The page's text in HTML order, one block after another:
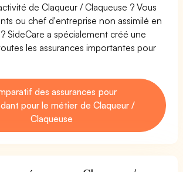
de Claqueur / Claqueuse ? Vous
ou chef d'entreprise non assimilé en
SideCare a spécialement créé une
les assurances importantes pour
des assurances pour
pour le métier de Claqueur /
Claqueuse